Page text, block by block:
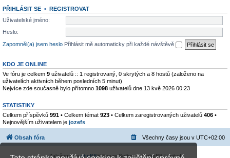
PŘIHLÁSIT SE • REGISTROVAT
Uživatelské jméno:
Heslo:
Zapomněl(a) jsem heslo Přihlásit mě automaticky při každé návštěvě
KDO JE ONLINE
Ve fóru je celkem 9 uživatelů :: 1 registrovaný, 0 skrytých a 8 hostů (založeno na
uživatelích aktivních během posledních 5 minut)
Nejvíce zde současně bylo přítomno 1098 uživatelů dne 13 kvě 2026 00:23
STATISTIKY
Celkem příspěvků 991 • Celkem témat 923 • Celkem zaregistrovaných uživatelů 406 •
Nejnovějším uživatelem je jozefs
Obsah fóra Všechny časy jsou v UTC+02:00
Založeno naphpBB® Forum Software © phpBB Limited